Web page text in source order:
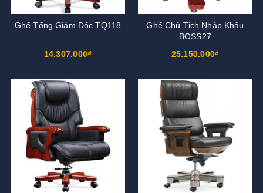
Ghế Tổng Giám Đốc TQ118
14.307.000₫
Ghế Chủ Tịch Nhập Khẩu
BOSS27
25.150.000₫